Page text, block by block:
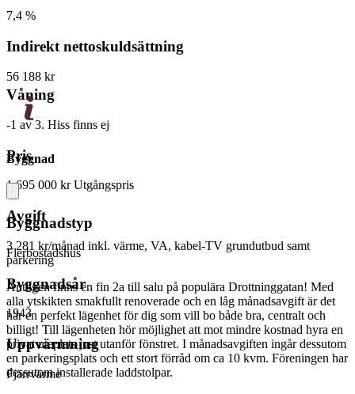
Våning
-1 av 3. Hiss finns ej
Pris
1 695 000 kr Utgångspris
Avgift
3 281 kr/månad inkl. värme, VA, kabel-TV grundutbud samt
parkering
Äntligen finns en fin 2a till salu på populära Drottninggatan! Med
alla ytskikten smakfullt renoverade och en låg månadsavgift är det
här en perfekt lägenhet för dig som vill bo både bra, centralt och
billigt! Till lägenheten hör möjlighet att mot mindre kostnad hyra en
privat uteplats just utanför fönstret. I månadsavgiften ingår dessutom
en parkeringsplats och ett stort förråd om ca 10 kvm. Föreningen har
dessutom installerade laddstolpar.
7,4 %
Indirekt nettoskuldsättning
56 188 kr
Byggnad
Byggnadstyp
Flerbostadshus
Byggnadsår
1943
Uppvärmning
Fjärrvärme